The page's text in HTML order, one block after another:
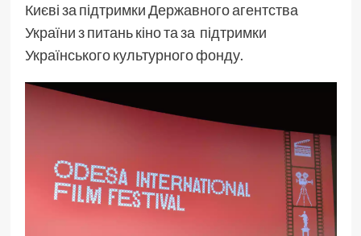
Києві за підтримки Державного агентства
України з питань кіно та за підтримки
Українського культурного фонду.